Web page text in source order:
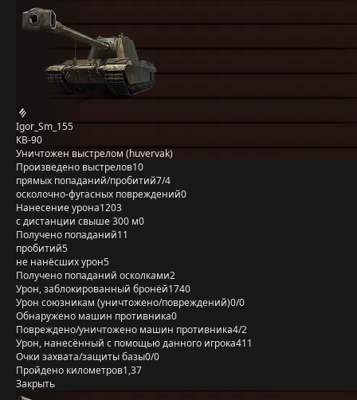
Igor_Sm_155
КВ-90
Уничтожен выстрелом (huvervak)
Произведено выстрелов10
прямых попаданий/пробитий7/4
осколочно-фугасных повреждений0
Нанесение урона1203
с дистанции свыше 300 м0
Получено попаданий11
пробитий5
не нанёсших урон5
Получено попаданий осколками2
Урон, заблокированный бронёй1740
Урон союзникам (уничтожено/повреждений)0/0
Обнаружено машин противника0
Повреждено/уничтожено машин противника4/2
Урон, нанесённый с помощью данного игрока411
Очки захвата/защиты базы0/0
Пройдено километров1,37
Закрыть